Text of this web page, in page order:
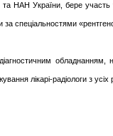
НАН України, бере участь у
за спеціальностями
лікарі-радіологи з усіх